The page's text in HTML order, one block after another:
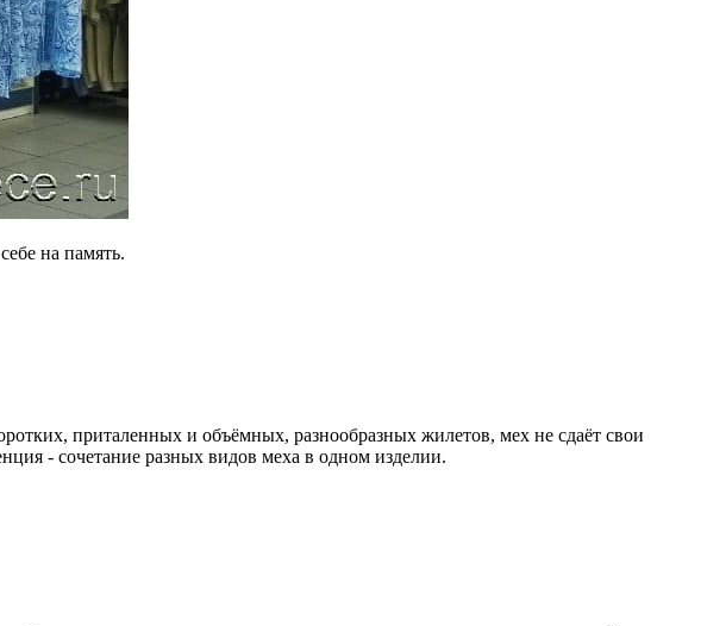
на память.
приталенных и объёмных, разнообразных жилетов, мех не сдаёт свои
- сочетание разных видов меха в одном изделии.